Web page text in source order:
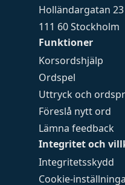
Funktioner
Korsordshjälp
Ordspel
Uttryck och
Föreslå nytt ord
Lämna feedback
Integritet och
Integritetsskydd
Cookie-
Holländargatan 23
111 60 Stockholm